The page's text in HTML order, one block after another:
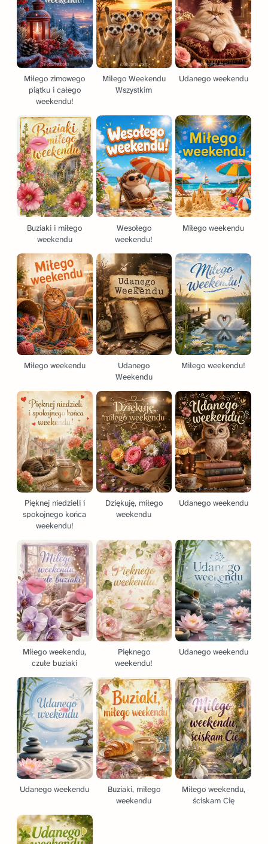
Miłego zimowego
piątku i całego
weekendu!
Miłego Weekendu
Wszystkim
Udanego weekendu
Buziaki i miłego
weekendu
Wesołego
weekendu!
Miłego weekendu
Miłego weekendu
Udanego
Weekendu
Miłego weekendu!
Pięknej niedzieli i
spokojnego końca
weekendu!
Dziękuję, miłego
weekendu
Udanego weekendu
Miłego weekendu,
czułe buziaki
Pięknego
weekendu!
Udanego weekendu
Udanego weekendu
Buziaki, miłego
weekendu
Miłego weekendu,
ściskam Cię